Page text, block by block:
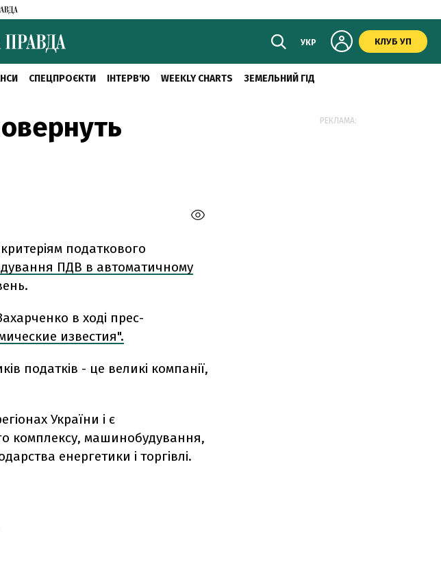
УКР КЛУБ УП
СПЕЦПРОЄКТИ ІНТЕРВ'Ю WEEKLY CHARTS ЗЕМЕЛЬНИЙ ГІД
податкового
ПДВ в автоматичному
в ході прес-
известия".
податків - це великі компанії,
України і є
комплексу, машинобудування,
енергетики і торгівлі.
РЕКЛАМА: